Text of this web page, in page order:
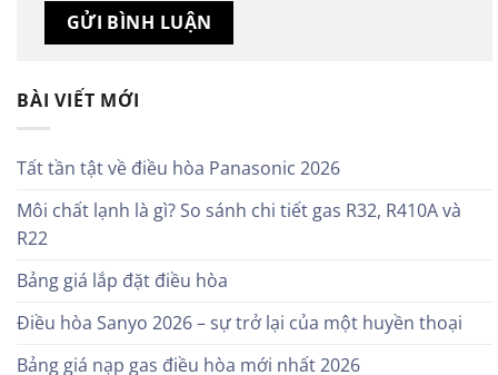
BÀI VIẾT MỚI
Tất tần tật về điều hòa Panasonic 2026
Môi chất lạnh là gì? So sánh chi tiết gas R32, R410A và
R22
Bảng giá lắp đặt điều hòa
Điều hòa Sanyo 2026 – sự trở lại của một huyền thoại
Bảng giá nạp gas điều hòa mới nhất 2026